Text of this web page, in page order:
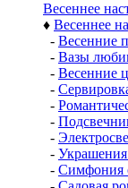
Весеннее
♦ Весеннее
- Весенние
- Вазы
- Весенние
-
-
-
-
- Украшения
- Симфония